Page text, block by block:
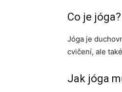
Co je jóga?
Jóga je
cvičení, ale
Jak jóga